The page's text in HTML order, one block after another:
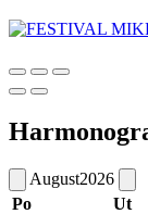
August2026
Po
Ut